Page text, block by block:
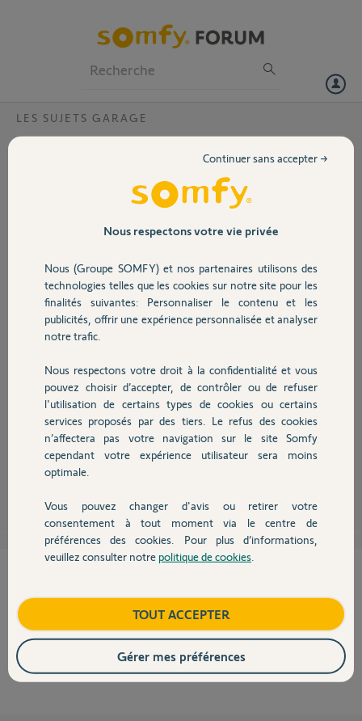
Volet
Sécurité
Domotique
Chauffage
Autres produits
Devis avec un pro
Contact
LES SUJETS GARAGE
remplacer carte electronique moteur
Ma carte électronique du moteur de garage LS8900 a grillé suite à un
Cela me permettrait d'utiliser les dernière télécommande en RTS
arnaud
il y a presque 12 ans
Participer au fil de discussion
Bonjour, oui c'est possible la carte de LS9000 pourra se connecter sur le
LS8900.
NON OUI
Nous respectons votre vie privée
Nous (Groupe SOMFY) et nos partenaires utilisons des
technologies telles que les cookies sur notre site pour les
finalités suivantes: Personnaliser le contenu et les
publicités, offrir une expérience personnalisée et analyser
notre trafic.
Nous respectons votre droit à la confidentialité et vous
pouvez choisir d’accepter, de contrôler ou de refuser
l'utilisation de certains types de cookies ou certains
services proposés par des tiers. Le refus des cookies
n’affectera pas votre navigation sur le site Somfy
cependant votre expérience utilisateur sera moins
optimale.
Vous pouvez changer d'avis ou retirer votre
consentement à tout moment via le centre de
préférences des cookies. Pour plus d’informations,
veuillez consulter notre politique de cookies
Continuer sans accepter →
TOUT ACCEPTER
Gérer mes préférences